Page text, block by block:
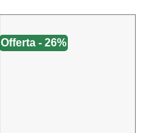
Offerta - 26%